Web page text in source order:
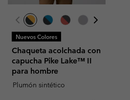
Nuevos Colores
Chaqueta acolchada con
capucha Pike Lake™ II
para hombre
Plumón sintético